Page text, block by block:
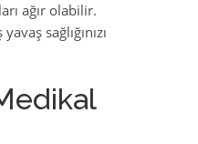
ağır olabilir.
sağlığınızı